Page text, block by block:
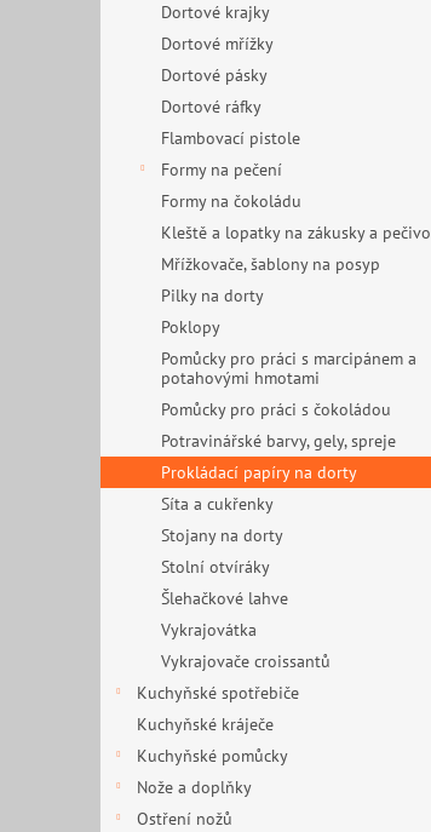
Dortové krajky
Dortové mřížky
Dortové pásky
Dortové ráfky
Flambovací pistole
Formy na pečení
Formy na čokoládu
Kleště a lopatky na zákusky a pečivo
Mřížkovače, šablony na posyp
Pilky na dorty
Poklopy
Pomůcky pro práci s marcipánem a
potahovými hmotami
Pomůcky pro práci s čokoládou
Potravinářské barvy, gely, spreje
Prokládací papíry na dorty
Síta a cukřenky
Stojany na dorty
Stolní otvíráky
Šlehačkové lahve
Vykrajovátka
Vykrajovače croissantů
Kuchyňské spotřebiče
Kuchyňské kráječe
Kuchyňské pomůcky
Nože a doplňky
Ostření nožů